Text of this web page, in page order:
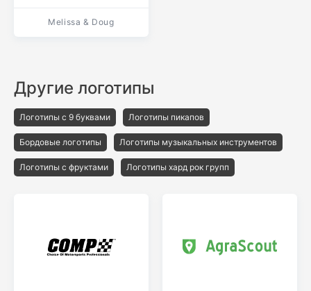
Melissa & Doug
Другие логотипы
Логотипы с 9 буквами Логотипы пикапов
Бордовые логотипы Логотипы музыкальных инструментов
Логотипы с фруктами Логотипы хард рок групп